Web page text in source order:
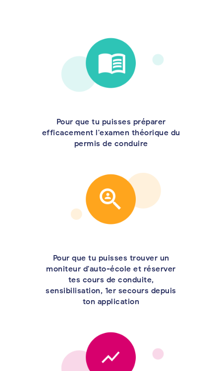
Pour que tu puisses préparer
efficacement l'examen théorique du
permis de conduire
Pour que tu puisses trouver un
moniteur d'auto-école et réserver
tes cours de conduite,
sensibilisation, 1er secours depuis
ton application